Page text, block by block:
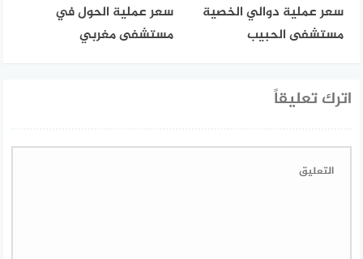
سعر عملية دوالي الخصية
مستشفى الحبيب
سعر عملية الحول في
مستشفى مغربي
اترك تعليقاً